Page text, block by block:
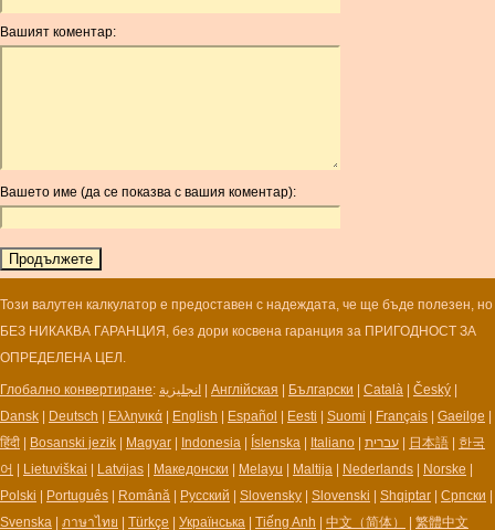
ANG
AOA
AUR
AWG
BAM
BBD
BCH
BCN
BDT
BGN
Вашият коментар:
Вашето име (да се показва с вашия коментар):
Този валутен калкулатор е предоставен с надеждата, че ще бъде полезен, но
БЕЗ НИКАКВА ГАРАНЦИЯ, без дори косвена гаранция за ПРИГОДНОСТ ЗА
ОПРЕДЕЛЕНА ЦЕЛ.
Глобално конвертиране: انجليزية | Англійская | Български | Català | Český |
Dansk | Deutsch | Ελληνικά | English | Español | Eesti | Suomi | Français | Gaeilge |
हिंदी | Bosanski jezik | Magyar | Indonesia | Íslenska | Italiano | עברית | 日本語 | 한국
어 | Lietuviškai | Latvijas | Македонски | Melayu | Maltija | Nederlands | Norske |
Polski | Português | Română | Русский | Slovensky | Slovenski | Shqiptar | Српски |
Svenska | ภาษาไทย | Türkçe | Українська | Tiếng Anh | 中文（简体） | 繁體中文